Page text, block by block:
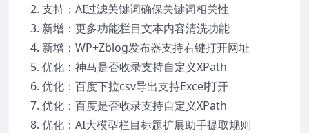
支持：AI过滤关键词确保关键词相关性
新增：更多功能栏目文本内容清洗功能
新增：WP+Zblog发布器支持右键打开网址
优化：神马是否收录支持自定义XPath
优化：百度下拉csv导出支持Excel打开
优化：百度是否收录支持自定义XPath
优化：AI大模型栏目标题扩展助手提取规则